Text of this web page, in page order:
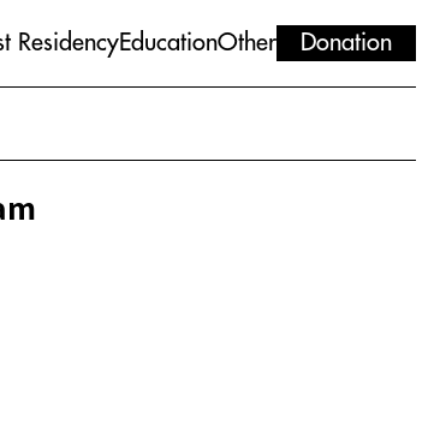
ResidencyEducationOther Donation